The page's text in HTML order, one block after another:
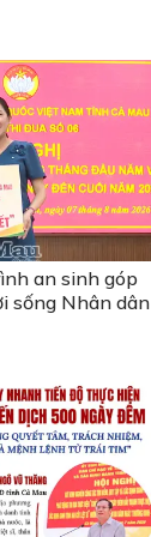
an sinh góp
sống Nhân dân